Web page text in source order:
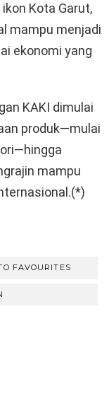
Kota Garut,
mampu menjadi
ekonomi yang
KAKI dimulai
produk—mulai
mampu
FAVOURITES